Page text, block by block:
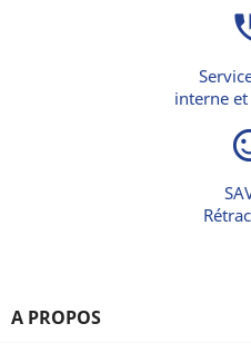
interne
A PROPOS